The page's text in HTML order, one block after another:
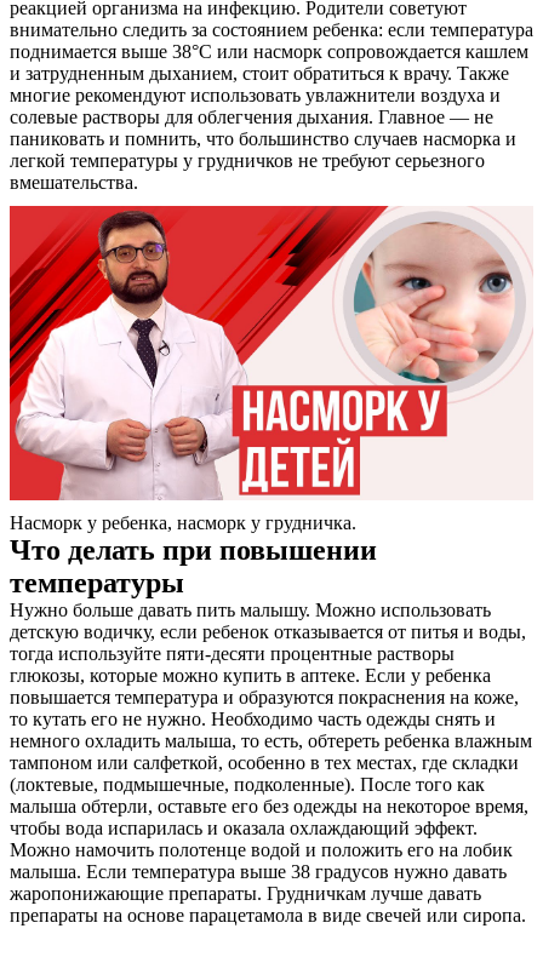
реакцией организма на инфекцию. Родители советуют
внимательно следить за состоянием ребенка: если температура
поднимается выше 38°C или насморк сопровождается кашлем
и затрудненным дыханием, стоит обратиться к врачу. Также
многие рекомендуют использовать увлажнители воздуха и
солевые растворы для облегчения дыхания. Главное — не
паниковать и помнить, что большинство случаев насморка и
легкой температуры у грудничков не требуют серьезного
вмешательства.
Насморк у ребенка, насморк у грудничка.
Что делать при повышении
температуры
Нужно больше давать пить малышу. Можно использовать
детскую водичку, если ребенок отказывается от питья и воды,
тогда используйте пяти-десяти процентные растворы
глюкозы, которые можно купить в аптеке. Если у ребенка
повышается температура и образуются покраснения на коже,
то кутать его не нужно. Необходимо часть одежды снять и
немного охладить малыша, то есть, обтереть ребенка влажным
тампоном или салфеткой, особенно в тех местах, где складки
(локтевые, подмышечные, подколенные). После того как
малыша обтерли, оставьте его без одежды на некоторое время,
чтобы вода испарилась и оказала охлаждающий эффект.
Можно намочить полотенце водой и положить его на лобик
малыша. Если температура выше 38 градусов нужно давать
жаропонижающие препараты. Грудничкам лучше давать
препараты на основе парацетамола в виде свечей или сиропа.